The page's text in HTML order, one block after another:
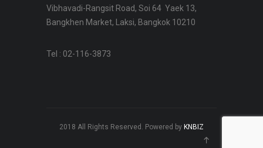
Vibhavadi-Rangsit Road, Soi 64 Yaek 13,
Bangkhen Market, Laksi, Bangkok 10210
Tel : 02-116-3873
2018 All Rights Reserved. Powered by KNBIZ